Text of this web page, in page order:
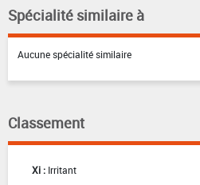
Spécialité similaire à
Aucune spécialité similaire
Classement
Xi : Irritant